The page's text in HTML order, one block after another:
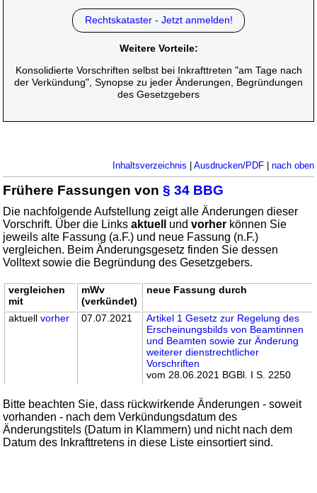
Rechtskataster - Jetzt anmelden!
Weitere Vorteile:
Konsolidierte Vorschriften selbst bei Inkrafttreten "am Tage nach
der Verkündung", Synopse zu jeder Änderungen, Begründungen
des Gesetzgebers
Inhaltsverzeichnis Ausdrucken/PDF| nach oben
Frühere Fassungen von§ 34 BBG
Die nachfolgende Aufstellung zeigt alle Änderungen dieser
Vorschrift. Über die Linksaktuell undvorher können Sie
jeweils alte Fassung (a.F.) und neue Fassung (n.F.)
vergleichen. Beim Änderungsgesetz finden Sie dessen
Volltext sowie die Begründung des Gesetzgebers.
vergleichen
mit
mWv
(verkündet)
neue Fassung durch
aktuellvorher 07.07.2021
Artikel 1 Gesetz zur Regelung des
Erscheinungsbilds von Beamtinnen
und Beamten sowie zur Änderung
weiterer dienstrechtlicher
Vorschriften
vom 28.06.2021 BGBl. I S. 2250
Bitte beachten Sie, dass rückwirkende Änderungen - soweit
vorhanden - nach dem Verkündungsdatum des
Änderungstitels (Datum in Klammern) und nicht nach dem
Datum des Inkrafttretens in diese Liste einsortiert sind.